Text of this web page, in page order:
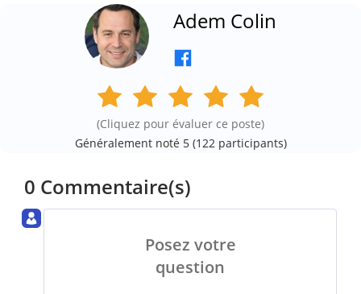
Adem Colin
(Cliquez pour évaluer ce poste)
Généralement noté 5 (122 participants)
0 Commentaire(s)
Posez votre
question